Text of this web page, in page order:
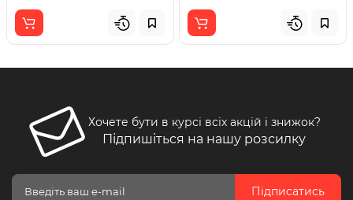
Хочете бути в курсі всіх акцій і знижок?
Підпишіться на нашу розсилку
Підписатись